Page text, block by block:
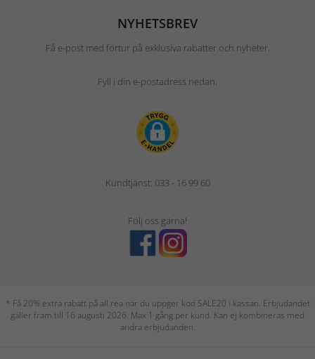
NYHETSBREV
Få e-post med förtur på exklusiva rabatter och nyheter.
Fyll i din e-postadress nedan.
Kundtjänst: 033 - 16 99 60
Följ oss gärna!
* Få 20% extra rabatt på all rea när du uppger kod SALE20 i kassan. Erbjudandet
gäller fram till 16 augusti 2026. Max 1 gång per kund. Kan ej kombineras med
andra erbjudanden.